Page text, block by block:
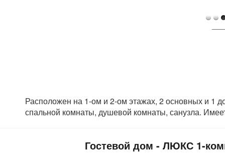
Расположен на 1-ом и 2-ом этажах, 2 основных и 1
спальной комнаты, душевой комнаты, санузла.
Гостевой дом - ЛЮКС 1-